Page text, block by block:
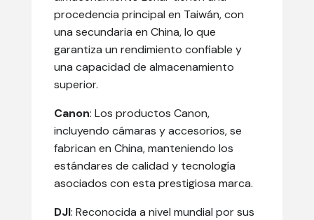
procedencia principal en Taiwán, con
una secundaria en China, lo que
garantiza un rendimiento confiable y
una capacidad de almacenamiento
superior.
Canon: Los productos Canon,
incluyendo cámaras y accesorios, se
fabrican en China, manteniendo los
estándares de calidad y tecnología
asociados con esta prestigiosa marca.
DJI: Reconocida a nivel mundial por sus